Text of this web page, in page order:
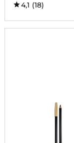
4,1 (18)